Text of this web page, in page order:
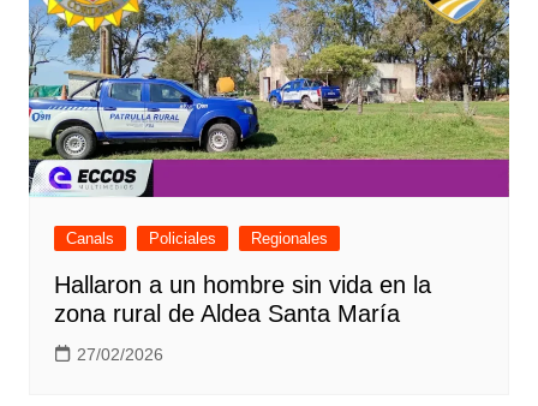
Canals Policiales Regionales
Hallaron a un hombre sin vida en la
zona rural de Aldea Santa María
27/02/2026